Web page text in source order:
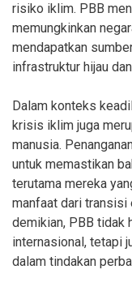
risiko iklim. PBB
memungkinkan
mendapatkan
infrastruktur hijau
Dalam konteks
krisis iklim juga
manusia.
untuk memastikan
terutama mereka
manfaat dari transisi
demikian, PBB tidak
internasional, tetapi
dalam tindakan